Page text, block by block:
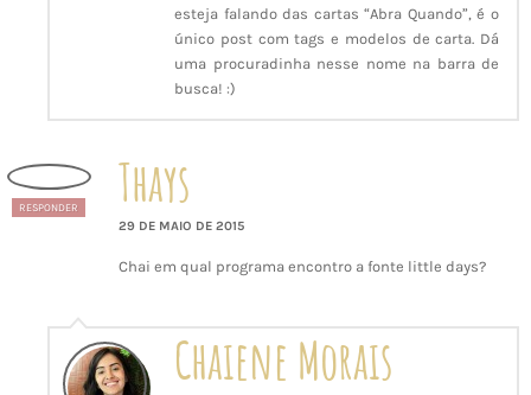
esteja falando das cartas “Abra Quando”, é o
único post com tags e modelos de carta. Dá
uma procuradinha nesse nome na barra de
busca! :)
RESPONDER Thays
29 DE MAIO DE 2015
Chai em qual programa encontro a fonte little days?
Chaiene Morais